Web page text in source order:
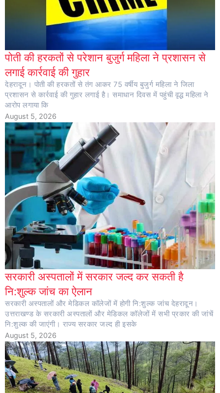
पोती की हरकतों से परेशान बुजुर्ग महिला ने प्रशासन से
लगाई कार्रवाई की गुहार
देहरादून। पोती की हरकतों से तंग आकर 75 वर्षीय बुजुर्ग महिला ने जिला
प्रशासन से कार्रवाई की गुहार लगाई है। समाधान दिवस में पहुंची वृद्ध महिला ने
आरोप लगाया कि
August 5, 2026
सरकारी अस्पतालों में सरकार जल्द कर सकती है
नि:शुल्क जांच का ऐलान
सरकारी अस्पतालों और मेडिकल कॉलेजों में होगी नि:शुल्क जांच देहरादून।
उत्तराखण्ड के सरकारी अस्पतालों और मेडिकल कॉलेजों में सभी प्रकार की जांचें
नि:शुल्क की जाएंगी। राज्य सरकार जल्द ही इसके
August 5, 2026